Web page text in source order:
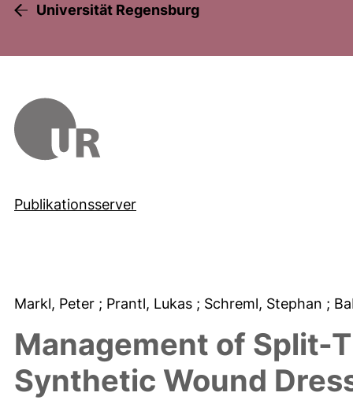
Universität Regensburg
Publikationsserver
Markl, Peter ; Prantl, Lukas ; Schreml, Stephan ;
Management of Split-
Synthetic Wound